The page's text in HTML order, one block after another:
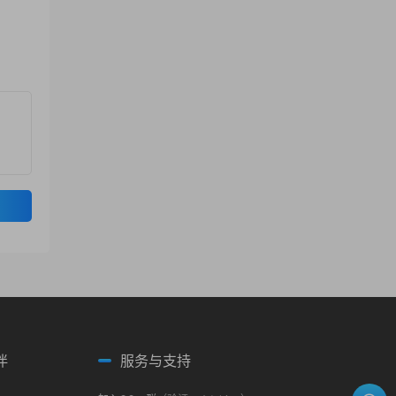
服务与支持